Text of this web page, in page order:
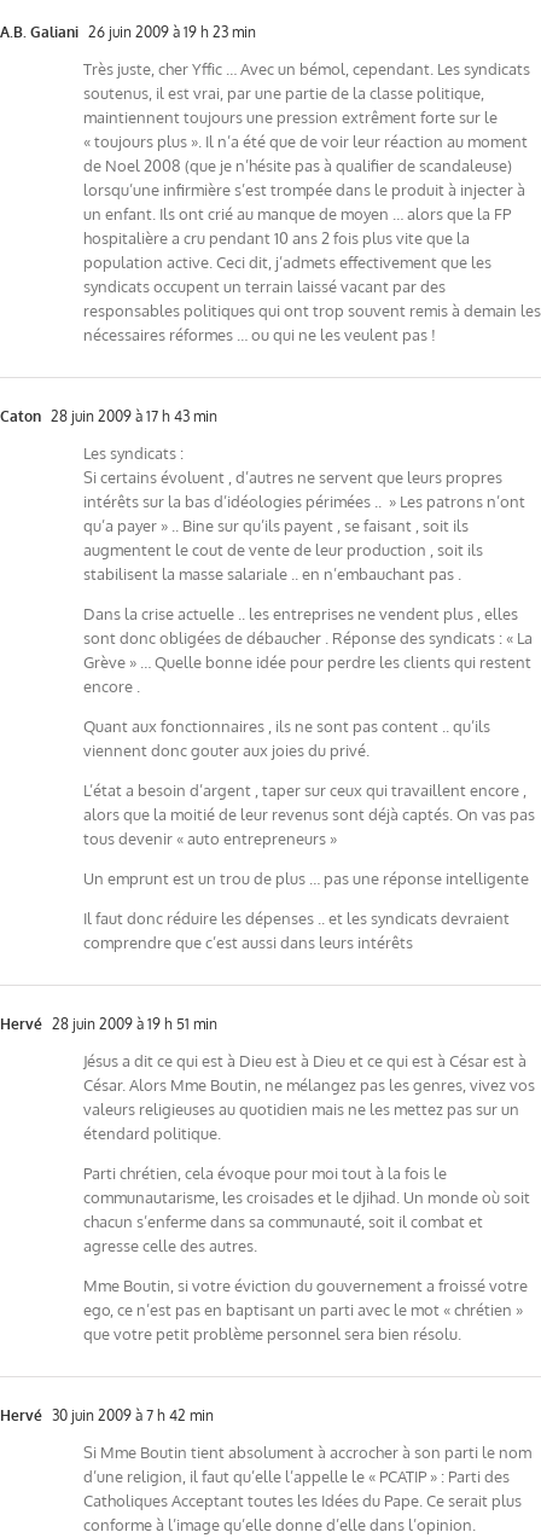
A.B. Galiani 26 juin 2009 à 19 h 23 min
Très juste, cher Yffic … Avec un bémol, cependant. Les syndicats
soutenus, il est vrai, par une partie de la classe politique,
maintiennent toujours une pression extrêment forte sur le
« toujours plus ». Il n’a été que de voir leur réaction au moment
de Noel 2008 (que je n’hésite pas à qualifier de scandaleuse)
lorsqu’une infirmière s’est trompée dans le produit à injecter à
un enfant. Ils ont crié au manque de moyen … alors que la FP
hospitalière a cru pendant 10 ans 2 fois plus vite que la
population active. Ceci dit, j’admets effectivement que les
syndicats occupent un terrain laissé vacant par des
responsables politiques qui ont trop souvent remis à demain les
nécessaires réformes … ou qui ne les veulent pas !
Caton 28 juin 2009 à 17 h 43 min
Les syndicats :
Si certains évoluent , d’autres ne servent que leurs propres
intérêts sur la bas d’idéologies périmées .. » Les patrons n’ont
qu’a payer » .. Bine sur qu’ils payent , se faisant , soit ils
augmentent le cout de vente de leur production , soit ils
stabilisent la masse salariale .. en n’embauchant pas .
Dans la crise actuelle .. les entreprises ne vendent plus , elles
sont donc obligées de débaucher . Réponse des syndicats : « La
Grève » … Quelle bonne idée pour perdre les clients qui restent
encore .
Quant aux fonctionnaires , ils ne sont pas content .. qu’ils
viennent donc gouter aux joies du privé.
L’état a besoin d’argent , taper sur ceux qui travaillent encore ,
alors que la moitié de leur revenus sont déjà captés. On vas pas
tous devenir « auto entrepreneurs »
Un emprunt est un trou de plus … pas une réponse intelligente
Il faut donc réduire les dépenses .. et les syndicats devraient
comprendre que c’est aussi dans leurs intérêts
Hervé 28 juin 2009 à 19 h 51 min
Jésus a dit ce qui est à Dieu est à Dieu et ce qui est à César est à
César. Alors Mme Boutin, ne mélangez pas les genres, vivez vos
valeurs religieuses au quotidien mais ne les mettez pas sur un
étendard politique.
Parti chrétien, cela évoque pour moi tout à la fois le
communautarisme, les croisades et le djihad. Un monde où soit
chacun s’enferme dans sa communauté, soit il combat et
agresse celle des autres.
Mme Boutin, si votre éviction du gouvernement a froissé votre
ego, ce n’est pas en baptisant un parti avec le mot « chrétien »
que votre petit problème personnel sera bien résolu.
Hervé 30 juin 2009 à 7 h 42 min
Si Mme Boutin tient absolument à accrocher à son parti le nom
d’une religion, il faut qu’elle l’appelle le « PCATIP » : Parti des
Catholiques Acceptant toutes les Idées du Pape. Ce serait plus
conforme à l’image qu’elle donne d’elle dans l’opinion.